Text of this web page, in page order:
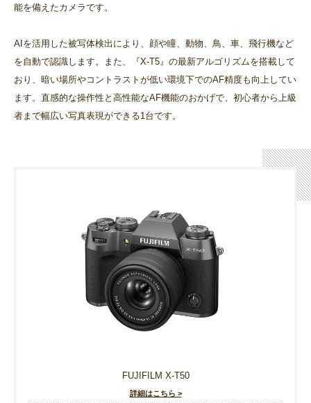
能を備えたカメラです。
AIを活用した被写体検出により、顔や瞳、動物、鳥、車、飛行機など
を自動で認識します。また、『X-T5』の最新アルゴリズムを搭載して
おり、暗い場所やコントラストが低い環境下でのAF精度も向上してい
ます。直感的な操作性と高性能なAF機能のおかげで、初心者から上級
者まで幅広い写真表現ができる1台です。
FUJIFILM X-T50
詳細はこちら >